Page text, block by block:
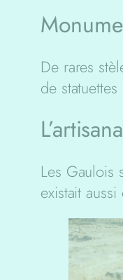
De rares
de
Les Gaulois
existait